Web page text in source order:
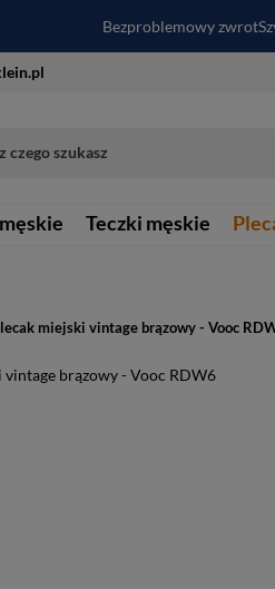
Bezproblemowy zwrot
Teczki męskie
miejski vintage brązowy - Vooc